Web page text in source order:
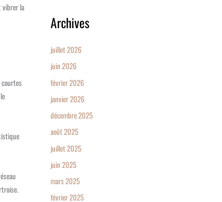
vibrer la
Archives
juillet 2026
juin 2026
février 2026
janvier 2026
décembre 2025
août 2025
juillet 2025
juin 2025
mars 2025
février 2025